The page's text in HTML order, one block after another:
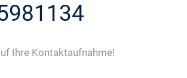
Ihre Kontaktaufnahme!